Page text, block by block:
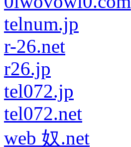
telnum.jp
r-26.net
r26.jp
tel072.jp
tel072.net
web 奴.net